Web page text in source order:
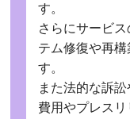
す。
さらにサービ
テム修復や再
す。
また法的な訴
費用やプレスリ